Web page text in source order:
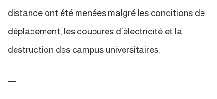
distance ont été menées malgré les conditions de
déplacement, les coupures d’électricité et la
destruction des campus universitaires.
—